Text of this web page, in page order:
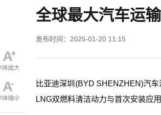
全球最大汽车运
发布时间：2025-01-20 11:15
比亚迪深圳(BYD SHENZHEN)汽
LNG双燃料清洁动力与首次安装应